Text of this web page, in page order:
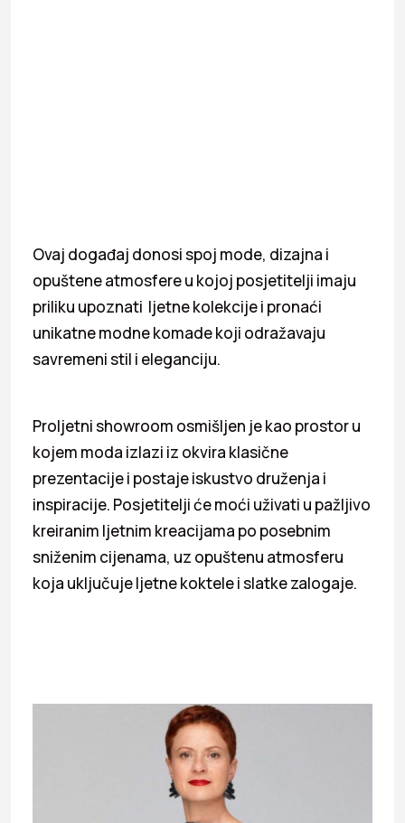
Ovaj događaj donosi spoj mode, dizajna i
opuštene atmosfere u kojoj posjetitelji imaju
priliku upoznati ljetne kolekcije i pronaći
unikatne modne komade koji odražavaju
savremeni stil i eleganciju.
Proljetni showroom osmišljen je kao prostor u
kojem moda izlazi iz okvira klasične
prezentacije i postaje iskustvo druženja i
inspiracije. Posjetitelji će moći uživati u pažljivo
kreiranim ljetnim kreacijama po posebnim
sniženim cijenama, uz opuštenu atmosferu
koja uključuje ljetne koktele i slatke zalogaje.